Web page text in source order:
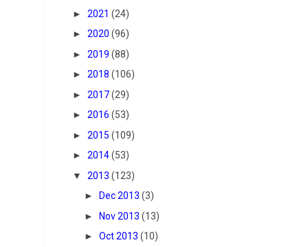
► 2021 (24)
► 2020 (96)
► 2019 (88)
► 2018 (106)
► 2017(29)
► 2016 (53)
► 2015 (109)
► 2014(53)
▼
2013 (123)
►
Dec 2013 (3)
►
Nov 2013 (13)
► Oct 2013 (10)